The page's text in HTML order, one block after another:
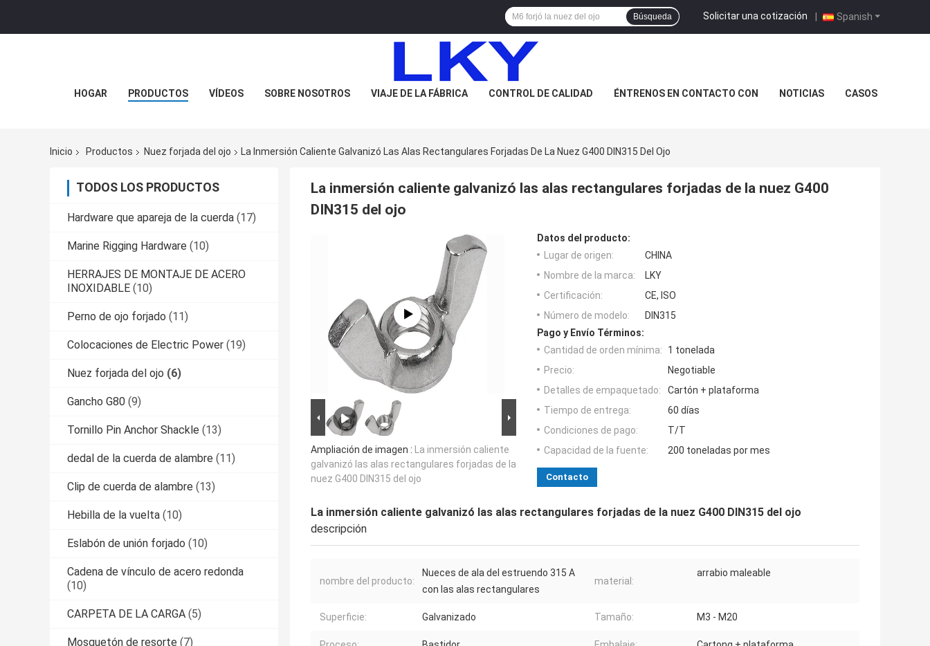
Spanish
Solicitar una cotización |
Búsqueda
HOGAR PRODUCTOS VÍDEOS SOBRE NOSOTROS VIAJE DE LA FÁBRICA CONTROL DE CALIDAD ÉNTRENOS EN CONTACTO CON NOTICIAS CASOS
Inicio Productos Nuez forjada del ojo La Inmersión Caliente Galvanizó Las Alas Rectangulares Forjadas De La Nuez G400 DIN315 Del Ojo
TODOS LOS PRODUCTOS
Hardware que apareja de la cuerda (17)
Marine Rigging Hardware (10)
HERRAJES DE MONTAJE DE ACERO
INOXIDABLE (10)
Perno de ojo forjado (11)
Colocaciones de Electric Power (19)
Nuez forjada del ojo (6)
Gancho G80 (9)
Tornillo Pin Anchor Shackle (13)
dedal de la cuerda de alambre (11)
Clip de cuerda de alambre (13)
Hebilla de la vuelta (10)
Eslabón de unión forjado (10)
Cadena de vínculo de acero redonda
(10)
CARPETA DE LA CARGA (5)
Mosquetón de resorte (7)
La inmersión caliente galvanizó las alas rectangulares forjadas de la nuez G400
DIN315 del ojo
Ampliación de imagen : La inmersión caliente
galvanizó las alas rectangulares forjadas de la
nuez G400 DIN315 del ojo
Datos del producto:
Lugar de origen:
CHINA
Nombre de la marca:
LKY
Certificación:
CE, ISO
Número de modelo:
DIN315
Pago y Envío Términos:
Cantidad de orden mínima:
1 tonelada
Precio:
Negotiable
Detalles de empaquetado:
Cartón + plataforma
Tiempo de entrega:
60 días
Condiciones de pago:
T/T
Capacidad de la fuente:
200 toneladas por mes
Contacto
La inmersión caliente galvanizó las alas rectangulares forjadas de la nuez G400 DIN315 del ojo
descripción
nombre del producto:
Nueces de ala del estruendo 315 A
con las alas rectangulares
material:
arrabio maleable
Superficie: Galvanizado Tamaño: M3 - M20